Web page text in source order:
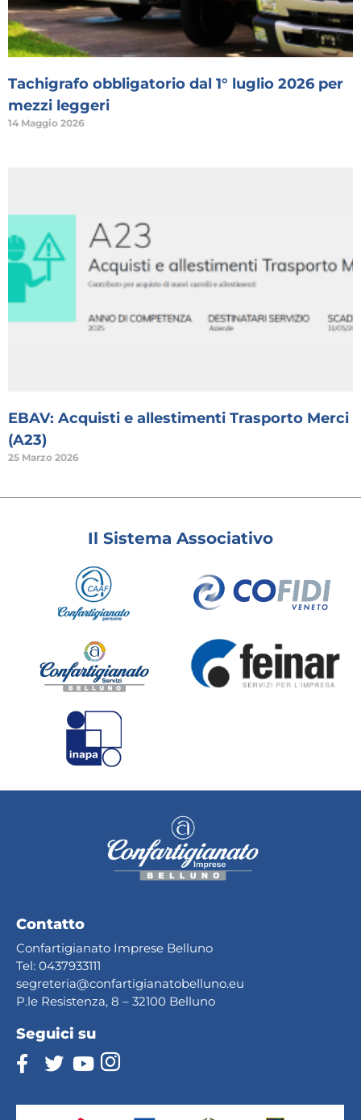
Tachigrafo obbligatorio dal 1° luglio 2026 per
mezzi leggeri
14 Maggio 2026
EBAV: Acquisti e allestimenti Trasporto Merci
(A23)
25 Marzo 2026
Il Sistema Associativo
Contatto
Confartigianato Imprese Belluno
Tel: 0437933111
segreteria@confartigianatobelluno.eu
P.le Resistenza, 8 – 32100 Belluno
Seguici su